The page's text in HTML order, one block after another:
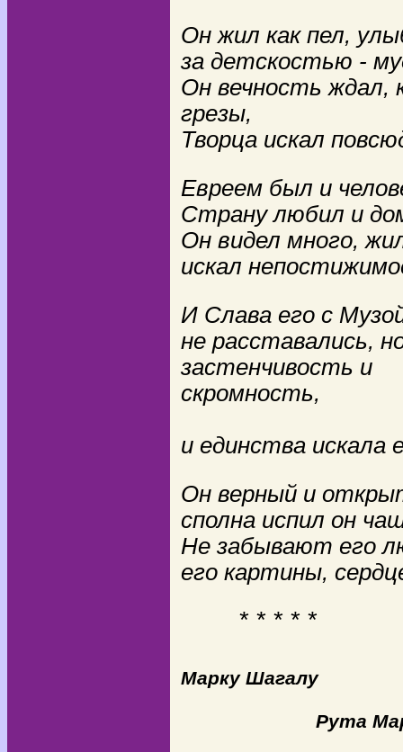
Он жил как пел,
за детскостью -
Он вечность ждал,
грезы,
Творца искал
Евреем был и
Страну любил и
Он видел много,
искал
И Слава его с
не расставались,
застенчивость и
скромность,
и единства искала
Он верный и
сполна испил он
Не забывают его
его картины,
* * * * *
Марку Шагалу
Рута